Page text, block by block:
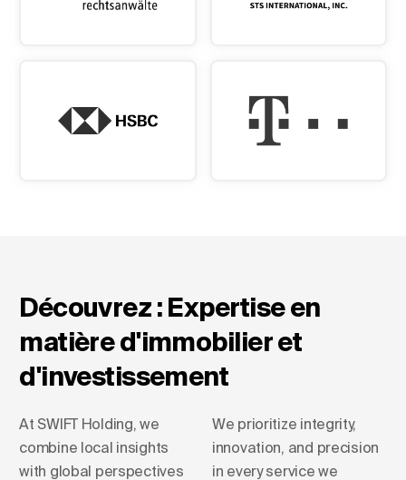
Découvrez : Expertise en
matière d'immobilier et
d'investissement
At SWIFT Holding, we
combine local insights
with global perspectives
We prioritize integrity,
innovation, and precision
in every service we